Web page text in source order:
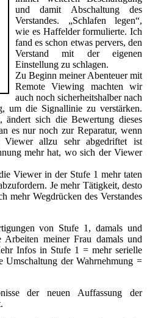
und damit Abschaltung des
Verstandes. „Schlafen legen“,
wie es Haffelder formulierte. Ich
fand es schon etwas pervers, den
Verstand mit der eigenen
Einstellung zu schlagen.
Zu Beginn meiner Abenteuer mit
Remote Viewing machten wir
auch noch sicherheitshalber nach
um die Signallinie zu verstärken.
ändert sich die Bewertung dieses
es nur noch zur Reparatur, wenn
Viewer allzu sehr abgedriftet ist
mehr hat, wo sich der Viewer
Viewer in der Stufe 1 mehr taten
Je mehr Tätigkeit, desto
mehr Wegdrücken des Verstandes
von Stufe 1, damals und
Arbeiten meiner Frau damals und
Infos in Stufe 1 = mehr serielle
Umschaltung der Wahrnehmung =
der neuen Auffassung der